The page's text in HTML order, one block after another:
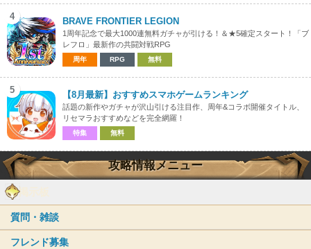
4 BRAVE FRONTIER LEGION
1周年記念で最大1000連無料ガチャが引ける！＆★5確定スタート！「ブ
レフロ」最新作の共闘対戦RPG
周年 RPG 無料
5 【8月最新】おすすめスマホゲームランキング
話題の新作やガチャが沢山引ける注目作、周年&コラボ開催タイトル、
リセマラおすすめなどを完全網羅！
特集 無料
攻略情報メニュー
掲示板
質問・雑談
フレンド募集